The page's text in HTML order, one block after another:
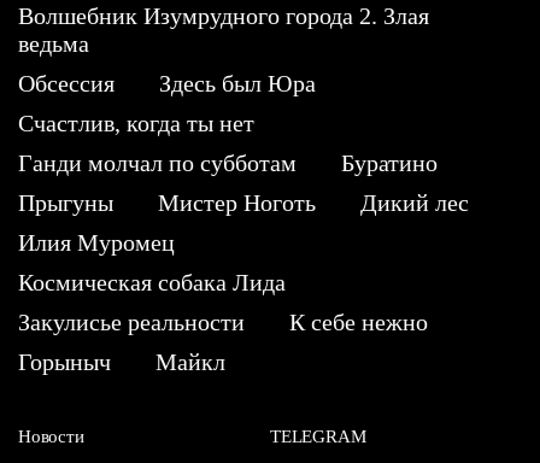
Волшебник Изумрудного города 2. Злая
ведьма
Обсессия
Здесь был Юра
Счастлив, когда ты нет
Ганди молчал по субботам
Буратино
Прыгуны
Мистер Ноготь
Дикий лес
Илия Муромец
Космическая собака Лида
Закулисье реальности
К себе нежно
Горыныч
Майкл
Новости
TELEGRAM